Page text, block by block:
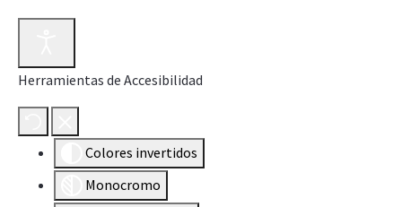
Herramientas de Accesibilidad
Colores invertidos
Monocromo